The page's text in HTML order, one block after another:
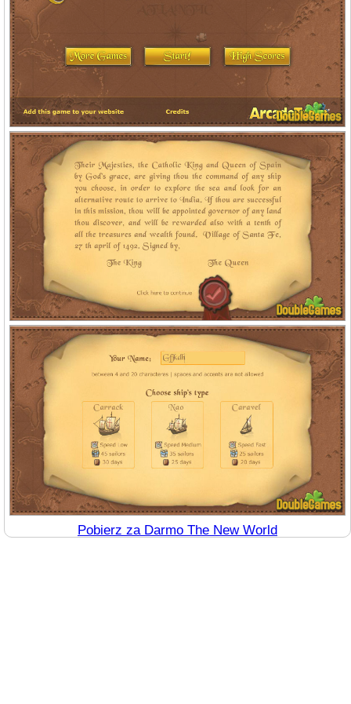
Pobierz za Darmo The New World